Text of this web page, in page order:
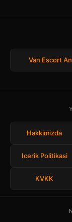
Van Escort
Hakkimizda
Icerik Politikasi
KVKK